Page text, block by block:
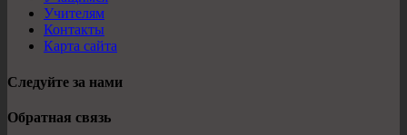
Учителям
Контакты
Карта сайта
Следуйте за нами
Обратная связь